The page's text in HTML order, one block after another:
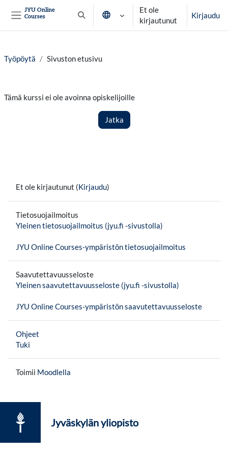
JYU Online
Courses
Vaihda hakusyöttöä
Et ole
kirjautunut
Kirjaudu
Työpöytä Sivuston etusivu
Tämä kurssi ei ole avoinna opiskelijoille
Jatka
Et ole kirjautunut (Kirjaudu)
Tietosuojailmoitus
Yleinen tietosuojailmoitus (jyu.fi -sivustolla)
JYU Online Courses-ympäristön tietosuojailmoitus
Saavutettavuusseloste
Yleinen saavutettavuusseloste (jyu.fi -sivustolla)
JYU Online Courses-ympäristön saavutettavuusseloste
Ohjeet
Tuki
Toimii Moodlella
Jyväskylän yliopisto